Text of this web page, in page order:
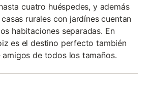
cuatro huéspedes, y además
rurales con jardínes cuentan
habitaciones separadas. En
es el destino perfecto también
de todos los tamaños.